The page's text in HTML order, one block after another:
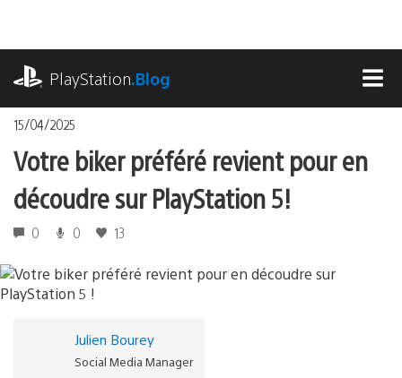
contenu
PlayStation.Blog
15/04/2025
Votre biker préféré revient pour en
découdre sur PlayStation 5 !
0 0 13
Julien Bourey
Social Media Manager